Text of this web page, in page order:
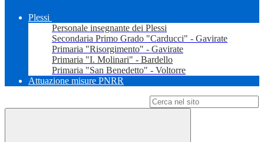
Plessi
Personale insegnante dei Plessi
Secondaria Primo Grado "Carducci" - Gavirate
Primaria "Risorgimento" - Gavirate
Primaria "I. Molinari" - Bardello
Primaria "San Benedetto" - Voltorre
Attuazione misure PNRR